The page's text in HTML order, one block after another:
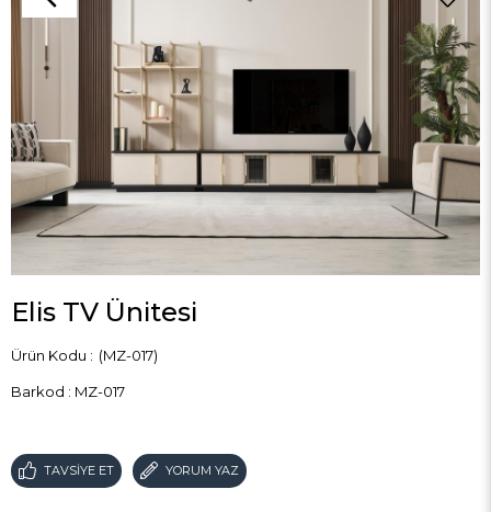
Elis TV Ünitesi
(MZ-017)
Barkod : MZ-017
TAVSIYE ET YORUM YAZ